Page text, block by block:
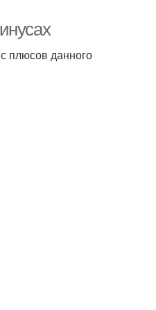
плюсов данного